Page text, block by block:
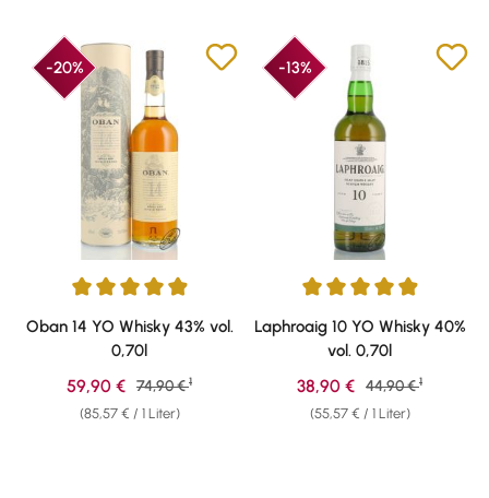
-20%
Durchschnittliche Bewertung von 4.88 von 5 Sternen
Oban 14 YO Whisky 43% vol.
0,70l
(85,57 € / 1 Liter)
Verkaufspreis:
59,90 € Regulärer Preis:
74,90 € 1
-13%
Durchschnittliche Bewertung
Laphroaig 10 YO Whisky 40%
vol. 0,70l
(55,57 € / 1 Liter)
Verkaufspreis:
38,90 € Regulärer Preis:
44,90 € 1